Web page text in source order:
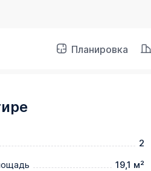
Планировка
2
19,1 м²